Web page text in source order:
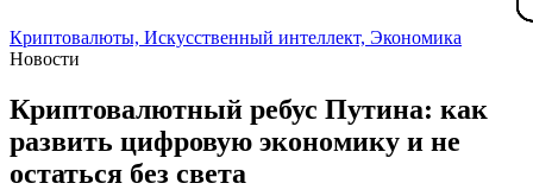
Криптовалюты, Искусственный интеллект, Экономика
Новости
Криптовалютный ребус Путина: как
развить цифровую экономику и не
остаться без света